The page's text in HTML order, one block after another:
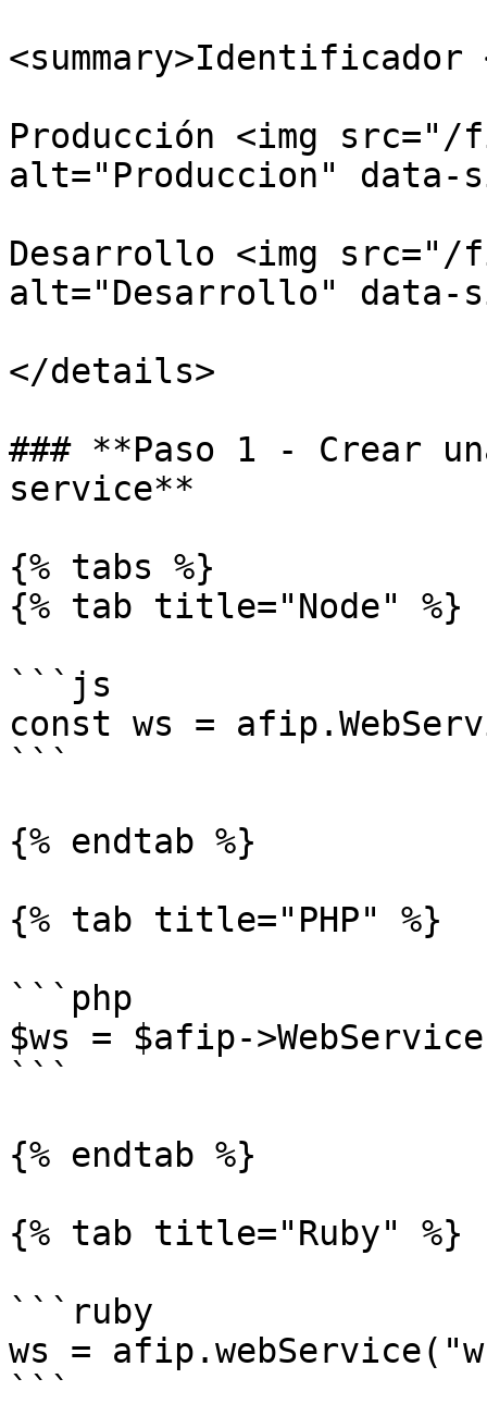
<summary>Identificador
Producción <img src="/
alt="Produccion" data-
Desarrollo <img src="/
alt="Desarrollo" data-
</details>
### **Paso 1 - Crear
service**
{% tabs %}
{% tab title="Node" %}
```js
const ws =
```
{% endtab %}
{% tab title="PHP" %}
```php
$ws = $afip-
```
{% endtab %}
{% tab title="Ruby" %}
```ruby
ws =
```